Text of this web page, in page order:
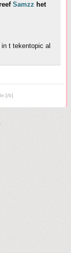
Samzz het
t tekentopic al
b]